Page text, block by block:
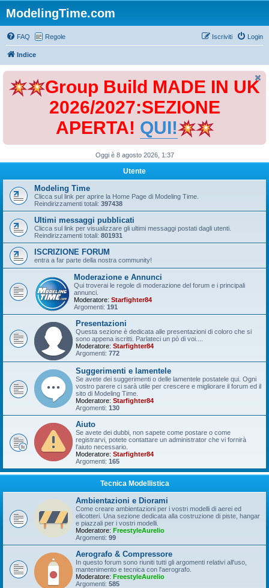
ModelingTime.com
FAQ Regole Login
Iscriviti
Indice
Group Build MADE IN UK
2026/2027:SEZIONE
APERTA! QUI!
Oggi è 8 agosto 2026, 1:37
Utente
Modeling Time
Clicca sul link per aprire la Home Page di Modeling Time.
Reindirizzamenti totali: 397438
Ultimi messaggi pubblicati
Clicca sul link per visualizzare gli ultimi messaggi postati dagli utenti.
Reindirizzamenti totali: 801931
ISCRIZIONE FORUM
entra a far parte della nostra community!
Moderazione e Annunci
Qui troverai le regole di moderazione del forum e i principali
annunci.
Moderatore: Starfighter84
Argomenti: 191
Presentazioni
Questa sezione è dedicata alle presentazioni di coloro che si
sono appena iscritti. Parlateci un pò di voi....
Moderatore: Starfighter84
Argomenti: 772
Suggerimenti e lamentele
Se avete dei suggerimenti o delle lamentele postatele qui. Ogni
vostro parere ci sarà utile per crescere e migliorare il forum ed il
sito di Modeling Time.
Moderatore: Starfighter84
Argomenti: 130
Aiuto
Se avete dei dubbi, non sapete come postare o come
registrarvi, potete contattare un administrator che vi fornirà
l'aiuto necessario.
Moderatore: Starfighter84
Argomenti: 165
Tecnica Modellistica
Ambientazioni e Diorami
Come creare ambientazioni per i vostri modelli di aerei ed
elicotteri. Una sezione dedicata alla costruzione di piste, hangar
e piazzali per i vostri modelli.
Moderatore: FreestyleAurelio
Argomenti: 99
Aerografo & Compressore
In questo forum sono riuniti tutti gli argomenti relativi all'uso,
mantenimento e tecnica con l'aerografo.
Moderatore: FreestyleAurelio
Argomenti: 585